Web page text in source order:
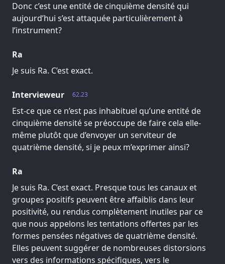
Donc c’est une entité de cinquième densité qui
aujourd’hui s’est attaquée particulièrement à
l’instrument?
Ra
Je suis Ra. C’est exact.
62.23
Intervieweur
Est-ce que ce n’est pas inhabituel qu’une entité de
cinquième densité se préoccupe de faire cela elle-
même plutôt que d’envoyer un serviteur de
quatrième densité, si je peux m’exprimer ainsi?
Ra
Je suis Ra. C’est exact. Presque tous les canaux et
groupes positifs peuvent être affaiblis dans leur
positivité, ou rendus complètement inutiles par ce
que nous appelons les tentations offertes par les
formes pensées négatives de quatrième densité.
Elles peuvent suggérer de nombreuses distorsions
vers des informations spécifiques, vers le